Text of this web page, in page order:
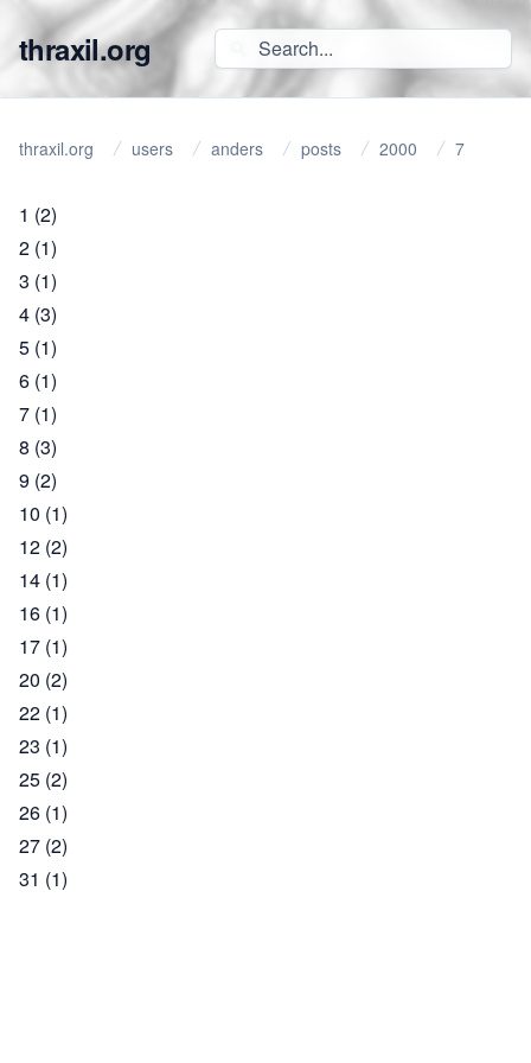
thraxil.org
thraxil.org users anders posts 2000 7
1 (2)
2 (1)
3 (1)
4 (3)
5 (1)
6 (1)
7 (1)
8 (3)
9 (2)
10 (1)
12 (2)
14 (1)
16 (1)
17 (1)
20 (2)
22 (1)
23 (1)
25 (2)
26 (1)
27 (2)
31 (1)